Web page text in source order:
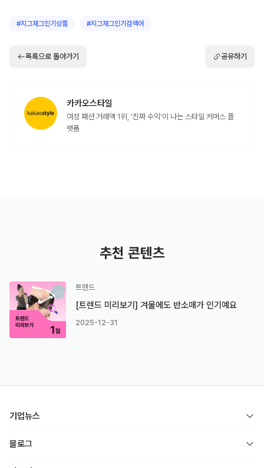
#지그재그인기상품 #지그재그인기검색어
목록으로 돌아가기 공유하기
카카오스타일
여성 패션 거래액 1위, '진짜 수익'이 나는 스타일 커머스 플
랫폼
추천 콘텐츠
트렌드
[트렌드 미리보기] 겨울에도 반소매가 인기예요
2025-12-31
기업뉴스
블로그